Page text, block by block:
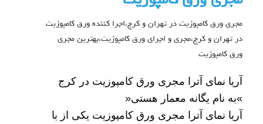
مجری ورق کامپوزیت در تهران و کرج،اجرا کننده ورق کامپوزیت
در تهران و کرج،مجری و اجرای ورق کامپوزیت،بهترین مجری
ورق کامپوزیت
آریا نمای آترا مجری ورق کامپوزیت در کرج
»به نام یگانه معمار هستی«
آریا نمای آترا مجری ورق کامپوزیت یکی از با